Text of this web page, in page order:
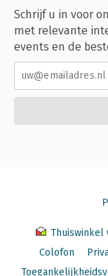
Schrijf u in voor
met relevante
events en de
Thuiswinkel
Colofon